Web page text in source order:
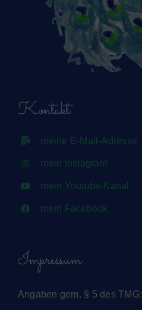
Kontakt
meine E-Mail-Adresse
mein Instagram
mein Youtube-Kanal
mein Facebook
Impressum
Angaben gem. § 5 des TMG: